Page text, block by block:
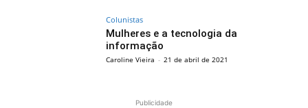
Colunistas
Mulheres e a tecnologia da
informação
Caroline Vieira - 21 de abril de 2021
Publicidade